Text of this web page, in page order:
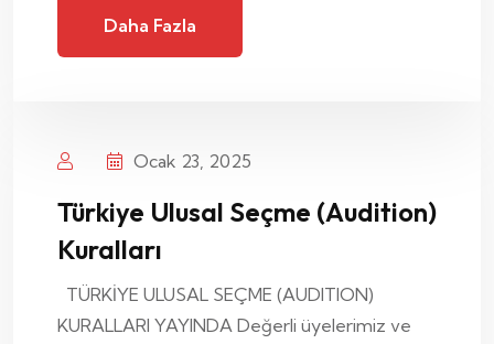
Daha Fazla
Ocak 23, 2025
Türkiye Ulusal Seçme (Audition)
Kuralları
TÜRKİYE ULUSAL SEÇME (AUDITION)
KURALLARI YAYINDA Değerli üyelerimiz ve